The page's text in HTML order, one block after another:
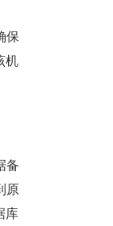
保
机
备
原
库